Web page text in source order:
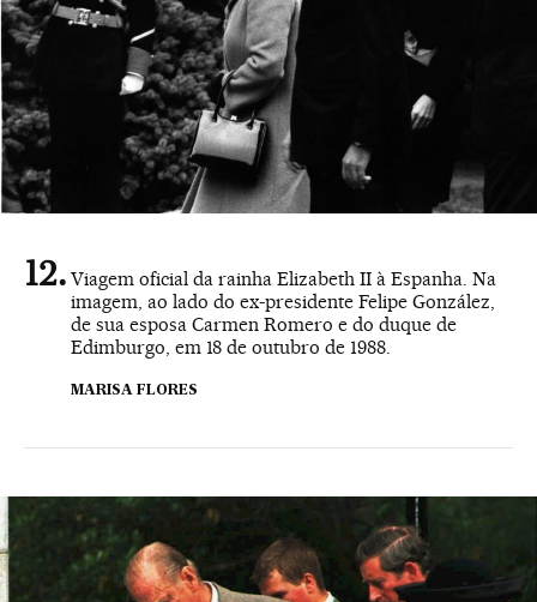
Viagem oficial da rainha Elizabeth II à Espanha. Na
imagem, ao lado do ex-presidente Felipe González,
de sua esposa Carmen Romero e do duque de
Edimburgo, em 18 de outubro de 1988.
MARISA FLORES